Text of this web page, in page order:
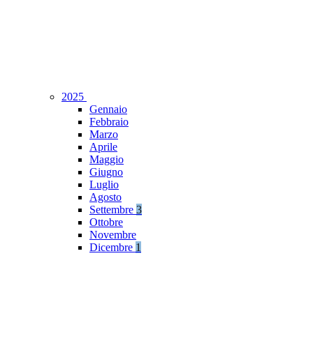
2025
Gennaio
Febbraio
Marzo
Aprile
Maggio
Giugno
Luglio
Agosto
Settembre 3
Ottobre
Novembre
Dicembre 1